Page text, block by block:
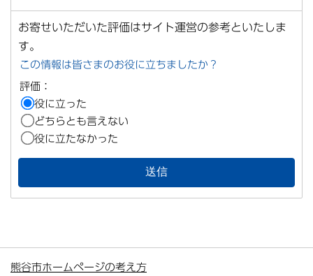
お寄せいただいた評価はサイト運営の参考といたしま
す。
この情報は皆さまのお役に立ちましたか？
評価：
役に立った
どちらとも言えない
役に立たなかった
熊谷市ホームページの考え方